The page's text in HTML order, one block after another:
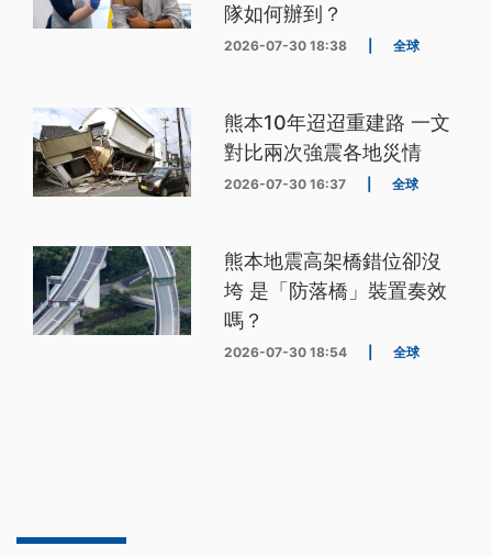
隊如何辦到？
2026-07-30 18:38 全球
熊本10年迢迢重建路 一文
對比兩次強震各地災情
2026-07-30 16:37 全球
熊本地震高架橋錯位卻沒
垮 是「防落橋」裝置奏效
嗎？
2026-07-30 18:54 全球